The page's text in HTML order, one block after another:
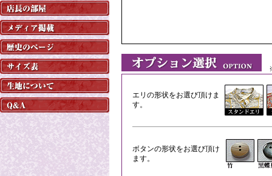
※
エリの形状をお選び頂けま
す。
ボタンの形状をお選び頂け
ます。